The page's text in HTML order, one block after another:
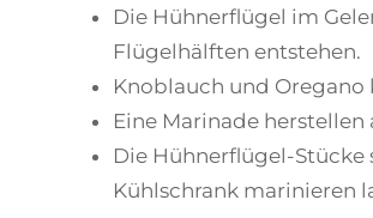
Die Hühnerflügel im
Flügelhälften entstehen.
Knoblauch und Oregano
Eine Marinade
Die Hühnerflügel-Stücke
Kühlschrank marinieren